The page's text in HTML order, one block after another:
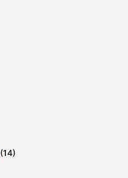
(14)